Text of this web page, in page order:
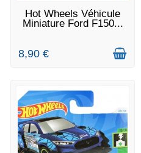
DERNIERS ARTICLES EN
STOCK
Hot Wheels Véhicule
Miniature Ford F150...
8,90 €